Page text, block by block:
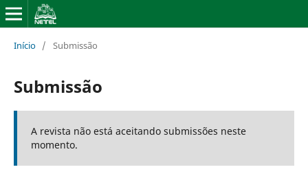
Início / Submissão
Submissão
A revista não está aceitando submissões neste
momento.